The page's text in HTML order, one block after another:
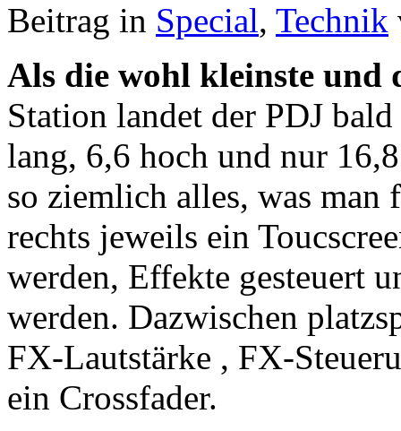
Beitrag in Special, Technik
Als die wohl kleinste und
Station landet der PDJ
lang, 6,6 hoch und nur
so ziemlich alles, was
rechts jeweils ein
werden, Effekte gesteuert
werden. Dazwischen
FX-Lautstärke , FX-
ein Crossfader.